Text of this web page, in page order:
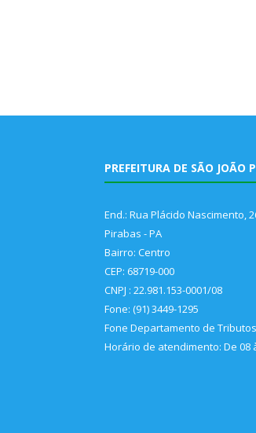
PREFEITURA DE SÃO JOÃO
End.: Rua Plácido Nascimento,
Pirabas - PA
Bairro: Centro
CEP: 68719-000
CNPJ : 22.981.153-0001/08
Fone: (91) 3449-1295
Fone Departamento de
Horário de atendimento: De 08